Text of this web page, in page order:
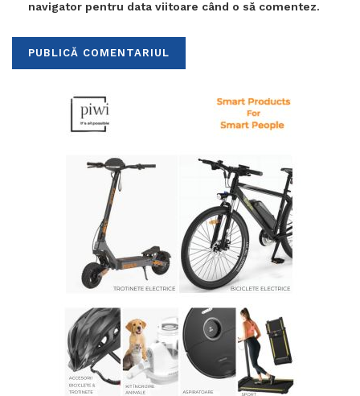
navigator pentru data viitoare când o să comentez.